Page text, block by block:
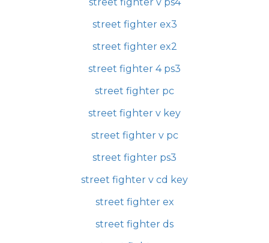
street fighter ex3
street fighter ex2
street fighter 4 ps3
street fighter pc
street fighter v key
street fighter v pc
street fighter ps3
street fighter v cd key
street fighter ex
street fighter ds